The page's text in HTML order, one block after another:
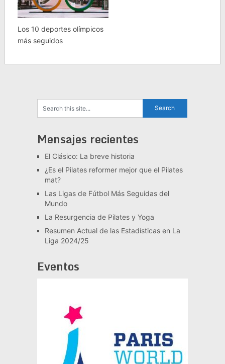
Los 10 deportes olímpicos
más seguidos
Mensajes recientes
El Clásico: La breve historia
¿Es el Pilates reformer mejor que el Pilates
mat?
Las Ligas de Fútbol Más Seguidas del
Mundo
La Resurgencia de Pilates y Yoga
Resumen Actual de las Estadísticas en La
Liga 2024/25
Eventos